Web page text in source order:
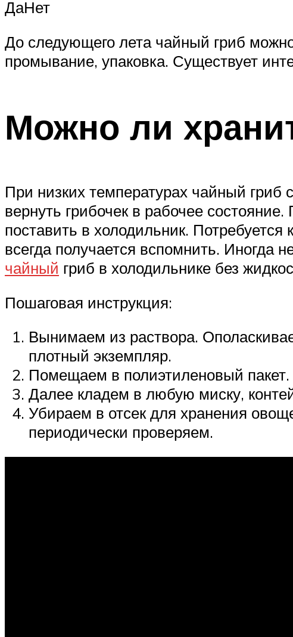
ДаНет
До следующего лета чайный гриб
промывание, упаковка. Существует
Можно ли
При низких температурах чайный
вернуть грибочек в рабочее
поставить в холодильник.
всегда получается вспомнить. Иногда
чайный гриб в холодильнике без
Пошаговая инструкция:
Вынимаем из раствора.
плотный экземпляр.
Помещаем в полиэтиленовый пакет.
Далее кладем в любую миску,
Убираем в отсек для хранения
периодически проверяем.